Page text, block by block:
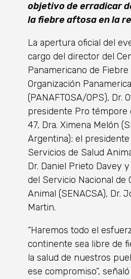
objetivo de erradicar
la fiebre aftosa en la
La apertura oficial del
cargo del director del
Panamericano de Fiebre
Organización
(PANAFTOSA/OPS), Dr.
presidente Pro témpore
47, Dra. Ximena Melón
Argentina); el
Servicios de Salud
Dr. Daniel Prieto Davey
del Servicio Nacional de
Animal (SENACSA), Dr.
Martin.
“Haremos todo el
continente sea libre de
la salud de nuestros
ese compromiso”,